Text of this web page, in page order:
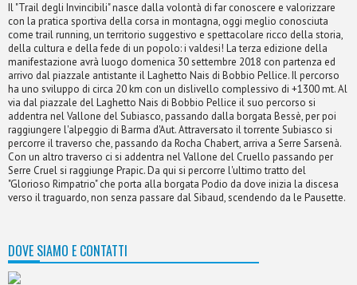
Il "Trail degli Invincibili" nasce dalla volontà di far conoscere e valorizzare
con la pratica sportiva della corsa in montagna, oggi meglio conosciuta
come trail running, un territorio suggestivo e spettacolare ricco della storia,
della cultura e della fede di un popolo: i valdesi! La terza edizione della
manifestazione avrà luogo domenica 30 settembre 2018 con partenza ed
arrivo dal piazzale antistante il Laghetto Nais di Bobbio Pellice. Il percorso
ha uno sviluppo di circa 20 km con un dislivello complessivo di +1300 mt. Al
via dal piazzale del Laghetto Nais di Bobbio Pellice il suo percorso si
addentra nel Vallone del Subiasco, passando dalla borgata Bessè, per poi
raggiungere l'alpeggio di Barma d'Aut. Attraversato il torrente Subiasco si
percorre il traverso che, passando da Rocha Chabert, arriva a Serre Sarsenà.
Con un altro traverso ci si addentra nel Vallone del Cruello passando per
Serre Cruel si raggiunge Prapic. Da qui si percorre l'ultimo tratto del
"Glorioso Rimpatrio" che porta alla borgata Podio da dove inizia la discesa
verso il traguardo, non senza passare dal Sibaud, scendendo da le Pausette.
DOVE SIAMO E CONTATTI